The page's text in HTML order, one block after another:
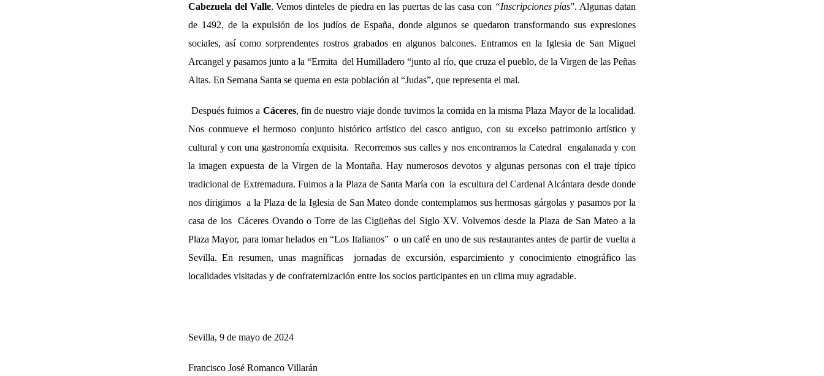
Cabezuela del Valle. Vemos dinteles de piedra en las puertas de las casa con “Inscripciones pías”. Algunas datan
de 1492, de la expulsión de los judíos de España, donde algunos se quedaron transformando sus expresiones
sociales, así como sorprendentes rostros grabados en algunos balcones. Entramos en la Iglesia de San Miguel
Arcangel y pasamos junto a la “Ermita del Humilladero “junto al río, que cruza el pueblo, de la Virgen de las Peñas
Altas. En Semana Santa se quema en esta población al “Judas”, que representa el mal.
Después fuimos a Cáceres, fin de nuestro viaje donde tuvimos la comida en la misma Plaza Mayor de la localidad.
Nos conmueve el hermoso conjunto histórico artístico del casco antiguo, con su excelso patrimonio artístico y
cultural y con una gastronomía exquisita. Recorremos sus calles y nos encontramos la Catedral engalanada y con
la imagen expuesta de la Virgen de la Montaña. Hay numerosos devotos y algunas personas con el traje típico
tradicional de Extremadura. Fuimos a la Plaza de Santa María con la escultura del Cardenal Alcántara desde donde
nos dirigimos a la Plaza de la Iglesia de San Mateo donde contemplamos sus hermosas gárgolas y pasamos por la
casa de los Cáceres Ovando o Torre de las Cigüeñas del Siglo XV. Volvemos desde la Plaza de San Mateo a la
Plaza Mayor, para tomar helados en “Los Italianos” o un café en uno de sus restaurantes antes de partir de vuelta a
Sevilla. En resumen, unas magníficas jornadas de excursión, esparcimiento y conocimiento etnográfico las
localidades visitadas y de confraternización entre los socios participantes en un clima muy agradable.
Sevilla, 9 de mayo de 2024
Francisco José Romanco Villarán